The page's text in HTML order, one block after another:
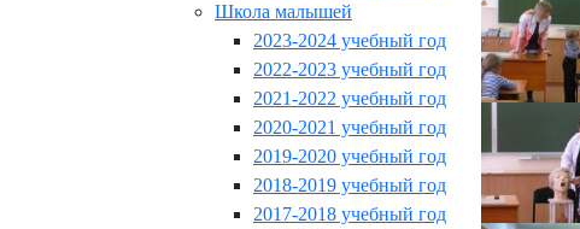
Школа малышей
2023-2024 учебный год
2022-2023 учебный год
2021-2022 учебный год
2020-2021 учебный год
2019-2020 учебный год
2018-2019 учебный год
2017-2018 учебный год